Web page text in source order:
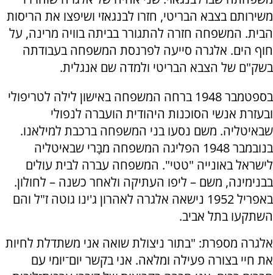
משירותם בצבא הבריטי, חזרו לבנגאזי ושיפצו את הריסות
הבית. המשפחה חזרה להתגורר בביתה בוויה מרינה, על
חוף הים. אלגרה סייעה לפרנסת המשפחה בעבודתה
בשק"ם של הצבא הבריטי ולמדה שם אנגלית.
בספטמבר 1948 ברחה המשפחה באישון לילה לטריפולי
ובעזרת אנשי הסוכנות היהודית הועברה לנפולי
שבאיטליה. משם נסעו בני המשפחה ברכבת למילאנו.
בנובמבר 1948 הפליגה המשפחה מבָּרי שבאיטליה
לישראל באונייה "טטי". המשפחה עברה לבית עולים
בבנימינה, משם – ליפו העתיקה ולאחר כשנה – לחולון.
באפריל 1952 נישאה אלגרה לאהרון ג'ינו גוטה ז"ל והם
השתקעו בתל אביב.
אלגרה מספרת: "בתור ניצולת שואה אני משתדלת לחיות
את חיי בצורה פעילה ומלאה. אני בקשר יום־יומי עם